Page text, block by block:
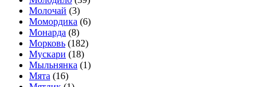
Молочай (3)
Момордика (6)
Монарда (8)
Морковь (182)
Мускари (18)
Мыльнянка (1)
Мята (16)